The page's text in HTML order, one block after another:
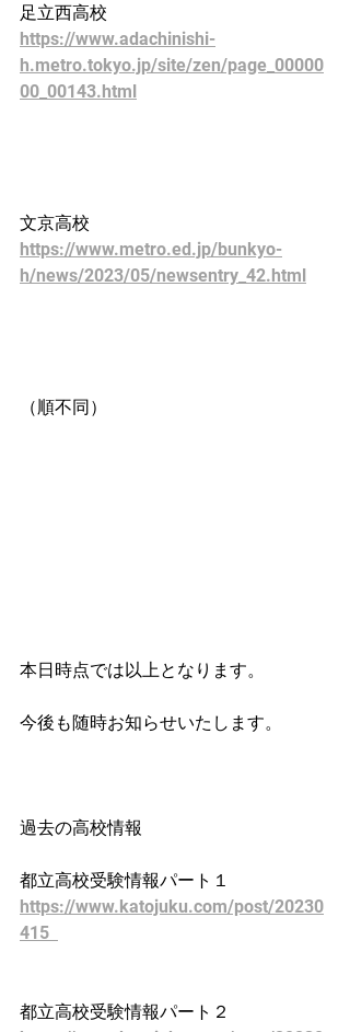
足立西高校
https://www.adachinishi-
h.metro.tokyo.jp/site/zen/page_00000
00_00143.html
文京高校
https://www.metro.ed.jp/bunkyo-
h/news/2023/05/newsentry_42.html
（順不同）
本日時点では以上となります。
今後も随時お知らせいたします。
過去の高校情報
都立高校受験情報パート１
https://www.katojuku.com/post/20230
415
都立高校受験情報パート２